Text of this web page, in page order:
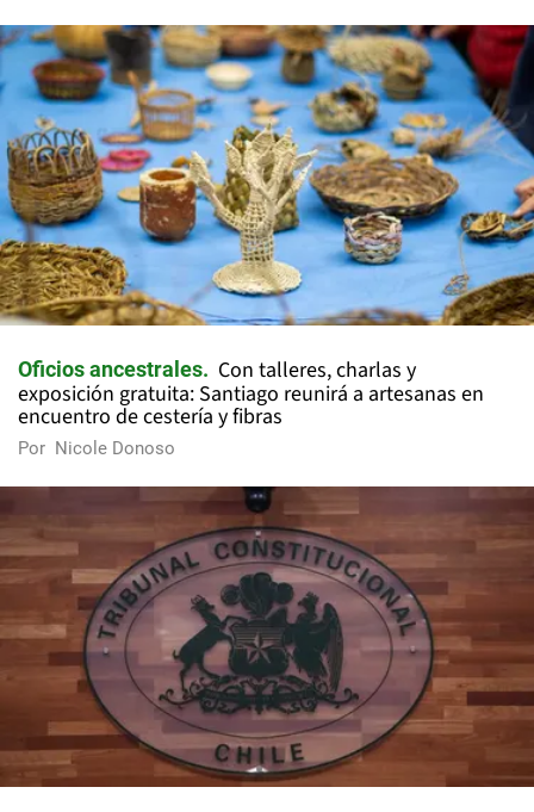
Oficios ancestrales
Con talleres, charlas y
exposición gratuita: Santiago reunirá a artesanas en
encuentro de cestería y fibras
Por Nicole Donoso